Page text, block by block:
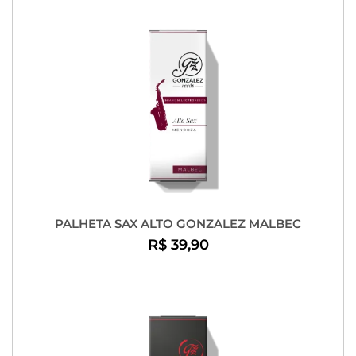
PALHETA SAX ALTO GONZALEZ MALBEC
R$ 39,90